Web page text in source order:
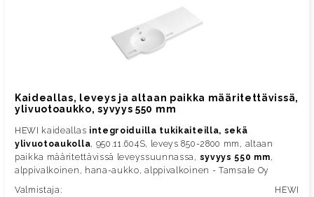
Kaideallas, leveys ja altaan paikka määritettävissä,
ylivuotoaukko, syvyys 550 mm
HEWI kaideallas integroiduilla tukikaiteilla, sekä
ylivuotoaukolla, 950.11.604S, leveys 850-2800 mm, altaan
paikka määritettävissä leveyssuunnassa, syvyys 550 mm,
alppivalkoinen, hana-aukko, alppivalkoinen - Tamsale Oy
Valmistaja:
HEWI